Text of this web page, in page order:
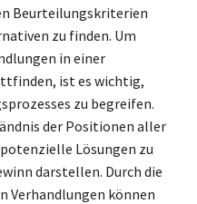
Beurteilungskriterien
zu finden. Um
in einer
ist es wichtig,
zu begreifen.
der Positionen aller
Lösungen zu
darstellen. Durch die
Verhandlungen können